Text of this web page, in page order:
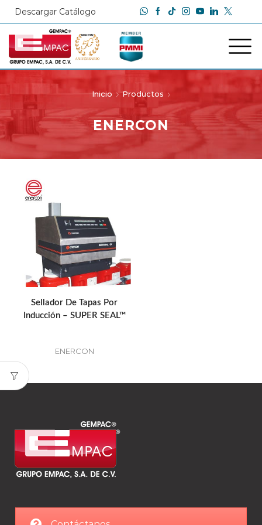
Descargar Catálogo
Inicio Productos
ENERCON
Sellador De Tapas Por
Inducción – SUPER SEAL™
ENERCON